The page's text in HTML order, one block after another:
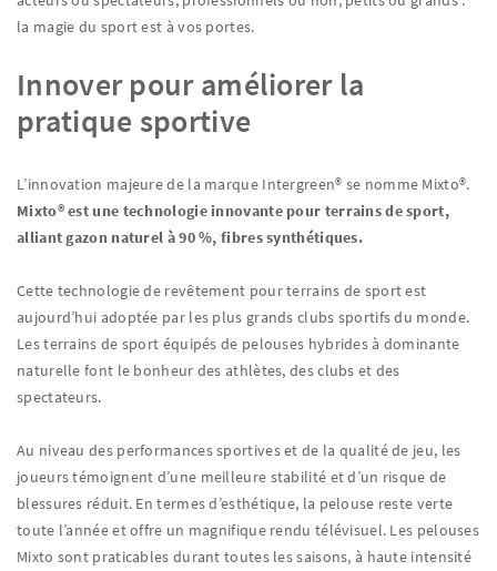
la magie du sport est à vos portes.
Innover pour améliorer la
pratique sportive
L’innovation majeure de la marque Intergreen® se nomme Mixto®.
Mixto® est une technologie innovante pour terrains de sport,
alliant gazon naturel à 90 %, fibres synthétiques.
Cette technologie de revêtement pour terrains de sport est
aujourd’hui adoptée par les plus grands clubs sportifs du monde.
Les terrains de sport équipés de pelouses hybrides à dominante
naturelle font le bonheur des athlètes, des clubs et des
spectateurs.
Au niveau des performances sportives et de la qualité de jeu, les
joueurs témoignent d’une meilleure stabilité et d’un risque de
blessures réduit. En termes d’esthétique, la pelouse reste verte
toute l’année et offre un magnifique rendu télévisuel. Les pelouses
Mixto sont praticables durant toutes les saisons, à haute intensité